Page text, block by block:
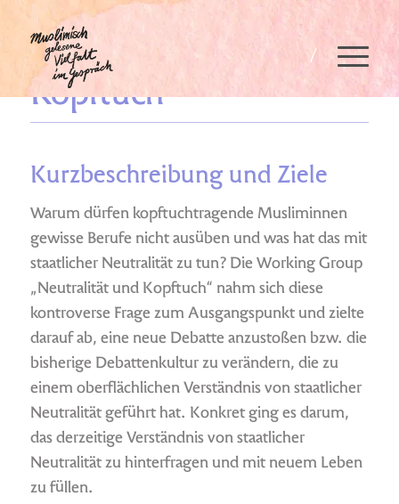
Neutralität und
Kopftuch
Kurzbeschreibung und Ziele
Warum dürfen kopftuchtragende Musliminnen
gewisse Berufe nicht ausüben und was hat das mit
staatlicher Neutralität zu tun? Die Working Group
„Neutralität und Kopftuch“ nahm sich diese
kontroverse Frage zum Ausgangspunkt und zielte
darauf ab, eine neue Debatte anzustoßen bzw. die
bisherige Debattenkultur zu verändern, die zu
einem oberflächlichen Verständnis von staatlicher
Neutralität geführt hat. Konkret ging es darum,
das derzeitige Verständnis von staatlicher
Neutralität zu hinterfragen und mit neuem Leben
zu füllen.